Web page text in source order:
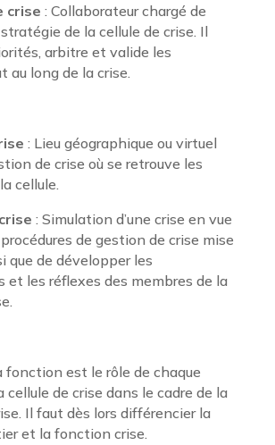
crise : Collaborateur chargé de
de la cellule de crise. Il
arbitre et valide les
au long de la crise.
: Lieu géographique ou virtuel
de crise où se retrouve les
cellule.
: Simulation d’une crise en vue
de gestion de crise mise
que de développer les
et les réflexes des membres de la
fonction est le rôle de chaque
cellule de crise dans le cadre de la
Il faut dès lors différencier la
et la fonction crise.